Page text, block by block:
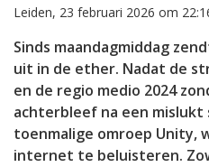
Leiden, 23 februari 2026 om
Sinds maandagmiddag
uit in de ether. Nadat de
en de regio medio 2024
achterbleef na een mislukt
toenmalige omroep Unity,
internet te beluisteren.